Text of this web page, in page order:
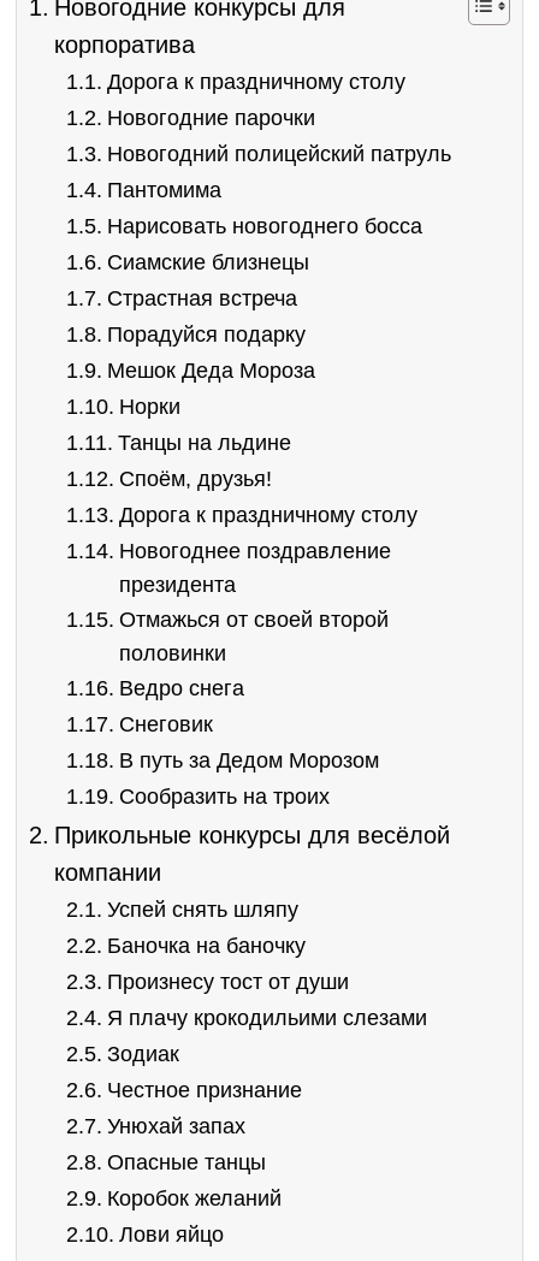
Новогодние конкурсы для
корпоратива
Дорога к праздничному столу
Новогодние парочки
Новогодний полицейский патруль
Пантомима
Нарисовать новогоднего босса
Сиамские близнецы
Страстная встреча
Порадуйся подарку
Мешок Деда Мороза
Норки
Танцы на льдине
Споём, друзья!
Дорога к праздничному столу
Новогоднее поздравление
президента
Отмажься от своей второй
половинки
Ведро снега
Снеговик
В путь за Дедом Морозом
Сообразить на троих
Прикольные конкурсы для весёлой
компании
Успей снять шляпу
Баночка на баночку
Произнесу тост от души
Я плачу крокодильими слезами
Зодиак
Честное признание
Унюхай запах
Опасные танцы
Коробок желаний
Лови яйцо